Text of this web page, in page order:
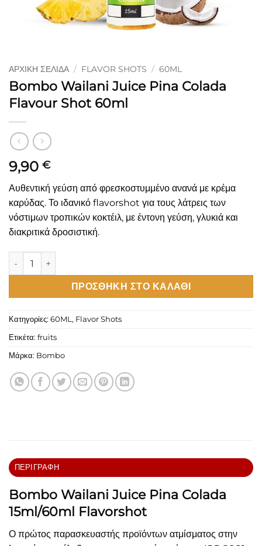
ΑΡΧΙΚΉ ΣΕΛΊΔΑ / FLAVOR SHOTS / 60ML
Bombo Wailani Juice Pina Colada
Flavour Shot 60ml
9,90 €
Αυθεντική γεύση από φρεσκοστυμμένο ανανά με κρέμα
καρύδας. Το ιδανικό flavorshot για τους λάτρεις των
νόστιμων τροπικών κοκτέιλ, με έντονη γεύση, γλυκιά και
διακριτικά δροσιστική.
Bombo Wailani Juice Pina Colada Flavour Shot 60ml
ΠΡΟΣΘΉΚΗ ΣΤΟ ΚΑΛΆΘΙ
Κατηγορίες: 60ML, Flavor Shots
Ετικέτα: fruits
Μάρκα: Bombo
ΠΕΡΙΓΡΑΦΉ
Bombo Wailani Juice Pina Colada
15ml/60ml Flavorshot
Ο πρώτος παρασκευαστής προϊόντων ατμίσματος στην